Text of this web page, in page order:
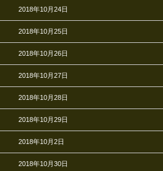
2018年10月24日
2018年10月25日
2018年10月26日
2018年10月27日
2018年10月28日
2018年10月29日
2018年10月2日
2018年10月30日